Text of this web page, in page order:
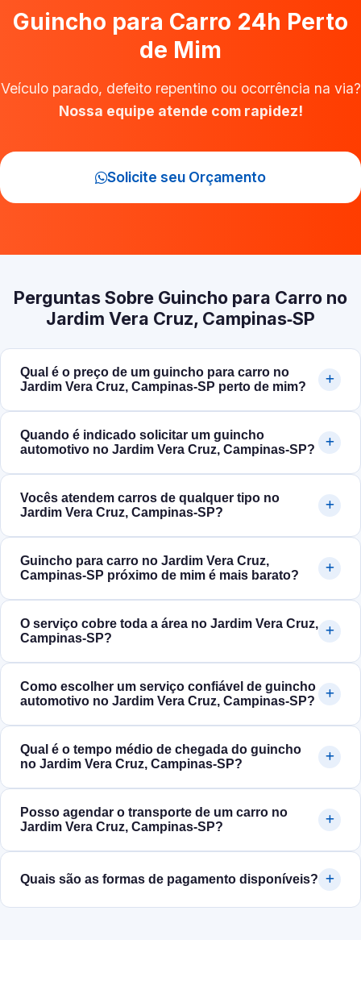
Guincho para Carro 24h Perto
de Mim
Veículo parado, defeito repentino ou ocorrência na via?
Nossa equipe atende com rapidez!
Solicite seu Orçamento
Perguntas Sobre Guincho para Carro no
Jardim Vera Cruz, Campinas‑SP
Qual é o preço de um guincho para carro no
Jardim Vera Cruz, Campinas‑SP perto de mim?
Quando é indicado solicitar um guincho
automotivo no Jardim Vera Cruz, Campinas‑SP?
Vocês atendem carros de qualquer tipo no
Jardim Vera Cruz, Campinas‑SP?
Guincho para carro no Jardim Vera Cruz,
Campinas‑SP próximo de mim é mais barato?
O serviço cobre toda a área no Jardim Vera Cruz,
Campinas‑SP?
Como escolher um serviço confiável de guincho
automotivo no Jardim Vera Cruz, Campinas‑SP?
Qual é o tempo médio de chegada do guincho
no Jardim Vera Cruz, Campinas‑SP?
Posso agendar o transporte de um carro no
Jardim Vera Cruz, Campinas‑SP?
Quais são as formas de pagamento disponíveis?